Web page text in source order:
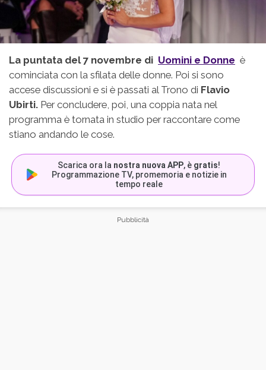
La puntata del 7 novembre di Uomini e Donne è
cominciata con la sfilata delle donne. Poi si sono
accese discussioni e si è passati al Trono di Flavio
Ubirti. Per concludere, poi, una coppia nata nel
programma è tornata in studio per raccontare come
stiano andando le cose.
Scarica ora la nostra nuova APP, è gratis!
Programmazione TV, promemoria e notizie in
tempo reale